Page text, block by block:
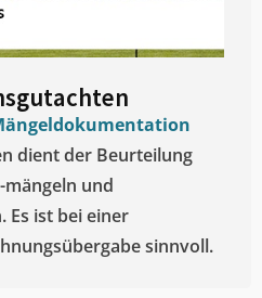
dient der Beurteilung
und
Es ist bei einer
sinnvoll.